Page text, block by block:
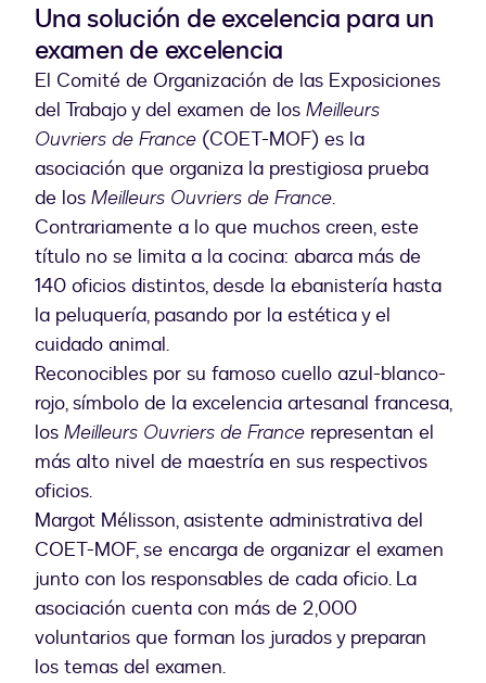
Una solución de excelencia para un
examen de excelencia
El Comité de Organización de las Exposiciones
del Trabajo y del examen de los Meilleurs
Ouvriers de France (COET-MOF) es la
asociación que organiza la prestigiosa prueba
de los Meilleurs Ouvriers de France.
Contrariamente a lo que muchos creen, este
título no se limita a la cocina: abarca más de
140 oficios distintos, desde la ebanistería hasta
la peluquería, pasando por la estética y el
cuidado animal.
Reconocibles por su famoso cuello azul-blanco-
rojo, símbolo de la excelencia artesanal francesa,
los Meilleurs Ouvriers de France representan el
más alto nivel de maestría en sus respectivos
oficios.
Margot Mélisson, asistente administrativa del
COET-MOF, se encarga de organizar el examen
junto con los responsables de cada oficio. La
asociación cuenta con más de 2,000
voluntarios que forman los jurados y preparan
los temas del examen.